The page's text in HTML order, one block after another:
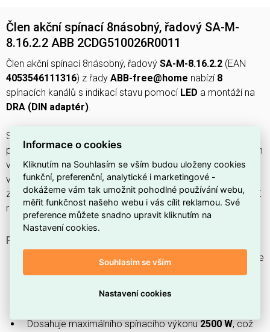
Člen akční spínací 8násobný, řadový SA-M-
8.16.2.2 ABB 2CDG510026R0011
Člen akční spínací 8násobný, řadový SA-M-8.16.2.2 (EAN
4053546111316) z řady ABB-free@home nabízí 8
spínacích kanálů s indikací stavu pomocí LED a montáží na
DRA (DIN adaptér).
S krytím
provozním napětím230 Va maximálním spínacím/výstupním
výkonem2500 Wzvládá až8kontaktů při minimální hloubce
vestavné instalační krabice63,5 mm; BUS systém je
zařízení nepodporuje EIB/KNX, rádio, Powernet, LON ani KNX
rádio.
PROČ SI VYBRAT TENTO ŘADOVÝ AKČNÍ SPÍNAČ?
Tento řadový akční spínač je8násobný
, takže umožňuje
ovládat až osm nezávislých obvodů.
Má jmenovitý proud16 A, vhodný pro běžné domácí a
Dosahuje maximálního spínacího výkonu 2500 W, což
Informace o cookies
Kliknutím na Souhlasím se vším budou uloženy cookies
funkční, preferenční, analytické i marketingové -
dokážeme vám tak umožnit pohodlné používání webu,
měřit funkčnost našeho webu i vás cílit reklamou. Své
preference můžete snadno upravit kliknutím na
Nastavení cookies.
Souhlasím se vším
Nastavení cookies